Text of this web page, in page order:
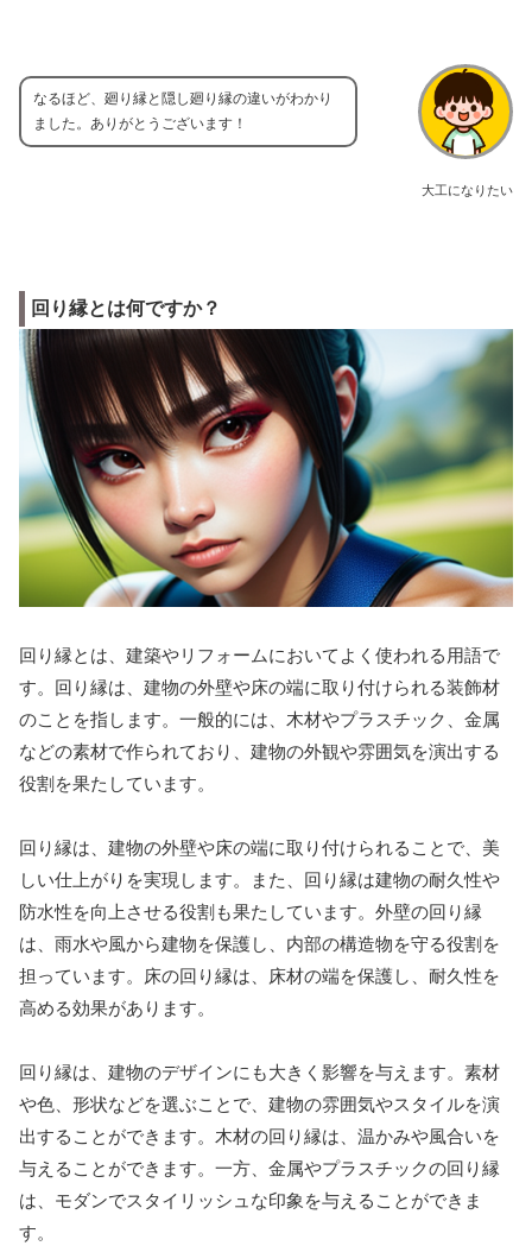
大工になりたい
なるほど、廻り縁と隠し廻り縁の違いがわかり
ました。ありがとうございます！
回り縁とは何ですか？
回り縁とは、建築やリフォームにおいてよく使われる用語で
す。回り縁は、建物の外壁や床の端に取り付けられる装飾材
のことを指します。一般的には、木材やプラスチック、金属
などの素材で作られており、建物の外観や雰囲気を演出する
役割を果たしています。
回り縁は、建物の外壁や床の端に取り付けられることで、美
しい仕上がりを実現します。また、回り縁は建物の耐久性や
防水性を向上させる役割も果たしています。外壁の回り縁
は、雨水や風から建物を保護し、内部の構造物を守る役割を
担っています。床の回り縁は、床材の端を保護し、耐久性を
高める効果があります。
回り縁は、建物のデザインにも大きく影響を与えます。素材
や色、形状などを選ぶことで、建物の雰囲気やスタイルを演
出することができます。木材の回り縁は、温かみや風合いを
与えることができます。一方、金属やプラスチックの回り縁
は、モダンでスタイリッシュな印象を与えることができま
す。